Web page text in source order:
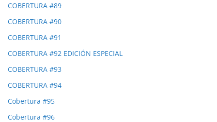
COBERTURA #89
COBERTURA #90
COBERTURA #91
COBERTURA #92 EDICIÓN ESPECIAL
COBERTURA #93
COBERTURA #94
Cobertura #95
Cobertura #96